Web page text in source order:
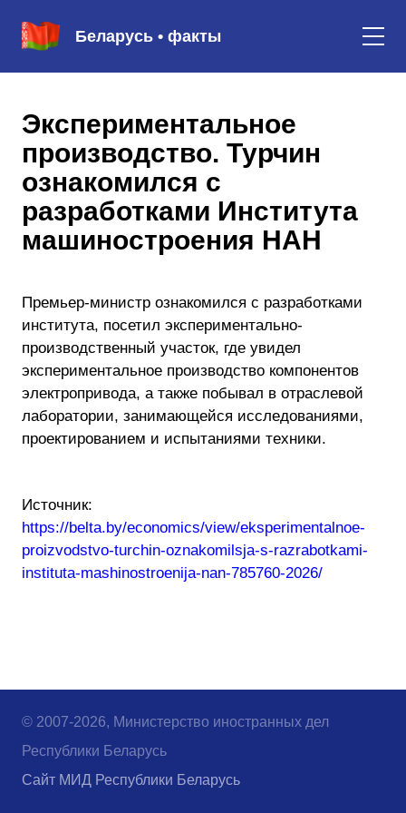
Беларусь • факты
Экспериментальное
производство. Турчин
ознакомился с
разработками Института
машиностроения НАН
Премьер-министр ознакомился с разработками
института, посетил экспериментально-
производственный участок, где увидел
экспериментальное производство компонентов
электропривода, а также побывал в отраслевой
лаборатории, занимающейся исследованиями,
проектированием и испытаниями техники.
Источник:
https://belta.by/economics/view/eksperimentalnoe-
proizvodstvo-turchin-oznakomilsja-s-razrabotkami-
instituta-mashinostroenija-nan-785760-2026/
© 2007-2026, Министерство иностранных дел
Республики Беларусь
Сайт МИД Республики Беларусь